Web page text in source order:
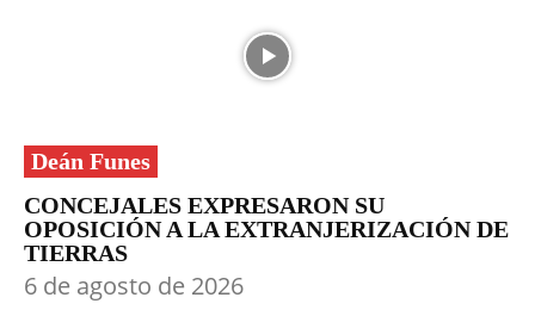
Deán Funes
CONCEJALES EXPRESARON SU
OPOSICIÓN A LA EXTRANJERIZACIÓN DE
TIERRAS
6 de agosto de 2026